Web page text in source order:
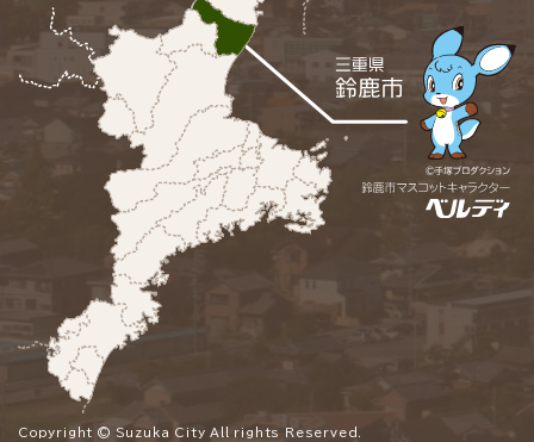
Copyright © Suzuka City All rights Reserved.